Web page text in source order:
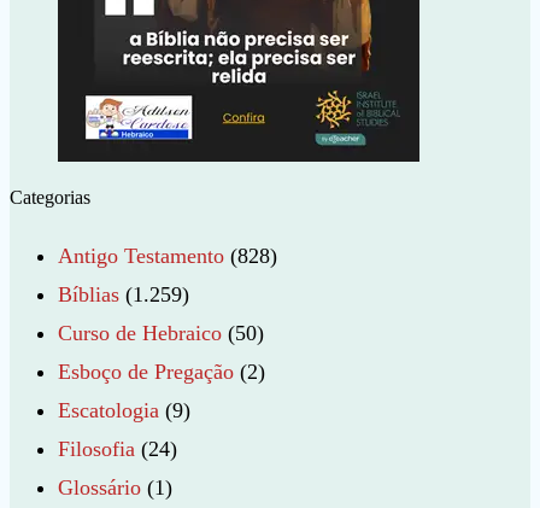
Categorias
Antigo Testamento (828)
Bíblias (1.259)
Curso de Hebraico (50)
Esboço de Pregação (2)
Escatologia (9)
Filosofia (24)
Glossário (1)